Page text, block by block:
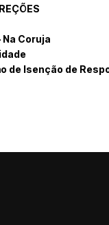
Coruja
de Isenção de